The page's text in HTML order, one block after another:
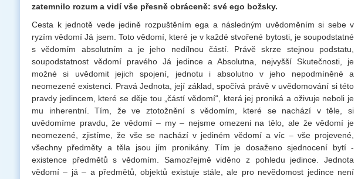
zatemnilo rozum a vidí vše přesně obráceně: své ego božsky.
Cesta k jednotě vede jedině rozpuštěním ega a následným uvědoměním si sebe v
ryzím vědomí Já jsem. Toto vědomí, které je v každé stvořené bytosti, je soupodstatné
s vědomím absolutním a je jeho nedílnou částí. Právě skrze stejnou podstatu,
soupodstatnost vědomí pravého Já jedince a Absolutna, nejvyšší Skutečnosti, je
možné si uvědomit jejich spojení, jednotu i absolutno v jeho nepodmíněné a
neomezené existenci. Pravá Jednota, její základ, spočívá právě v uvědomování si této
pravdy jedincem, které se děje tou „částí vědomí“, která jej proniká a oživuje neboli je
mu inherentní. Tím, že ve ztotožnění s vědomím, které se nachází v těle, si
uvědomíme pravdu, že vědomí – my – nejsme omezeni na tělo, ale že vědomí je
neomezené, zjistíme, že vše se nachází v jediném vědomí a víc – vše projevené,
všechny předměty a těla jsou jím pronikány. Tím je dosaženo sjednocení bytí -
existence předmětů s vědomím. Samozřejmě viděno z pohledu jedince. Jednota
vědomí – já – a předmětů, objektů existuje stále, ale pro nevědomost jedince není